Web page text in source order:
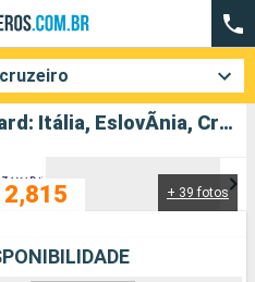
Cruzeiro Azamara Onward: Itália, EslovÃnia, Croácia, Montenegro, Grécia partindo de Fusina
+ 39 fotos
2,815